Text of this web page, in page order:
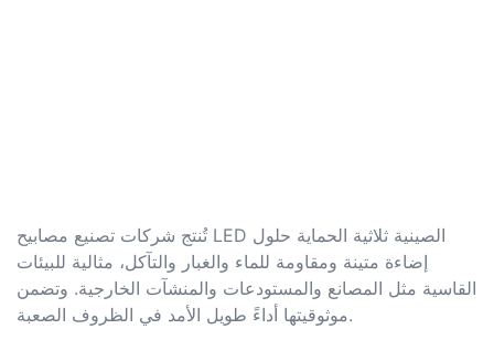
تُنتج شركات تصنيع مصابيح LED الصينية ثلاثية الحماية حلول
إضاءة متينة ومقاومة للماء والغبار والتآكل، مثالية للبيئات
القاسية مثل المصانع والمستودعات والمنشآت الخارجية. وتضمن
موثوقيتها أداءً طويل الأمد في الظروف الصعبة.